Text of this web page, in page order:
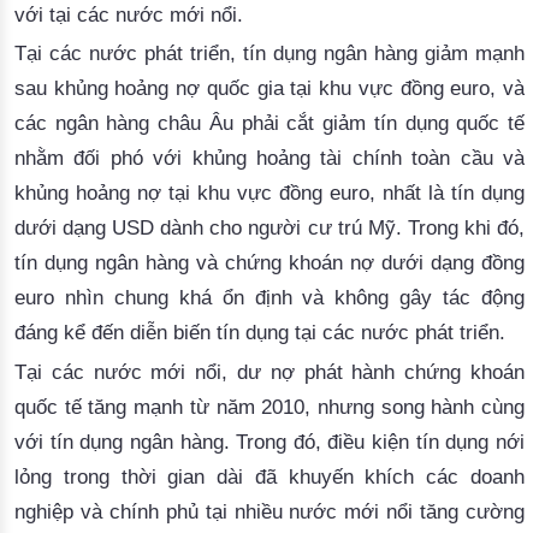
với tại các nước mới nổi.
Tại các nước phát triển, tín dụng ngân hàng giảm mạnh
sau khủng hoảng nợ quốc gia tại khu vực đồng euro, và
các ngân hàng châu Âu phải cắt giảm tín dụng quốc tế
nhằm đối phó với khủng hoảng tài chính toàn cầu và
khủng hoảng nợ tại khu vực đồng euro, nhất là tín dụng
dưới dạng USD dành cho người cư trú Mỹ. Trong khi đó,
tín dụng ngân hàng và chứng khoán nợ dưới dạng đồng
euro nhìn chung khá ổn định và không gây tác động
đáng kể đến diễn biến tín dụng tại các nước phát triển.
Tại các nước mới nổi, dư nợ phát hành chứng khoán
quốc tế tăng mạnh từ năm 2010, nhưng song hành cùng
với tín dụng ngân hàng. Trong đó, điều kiện tín dụng nới
lỏng trong thời gian dài đã khuyến khích các doanh
nghiệp và chính phủ tại nhiều nước mới nổi tăng cường